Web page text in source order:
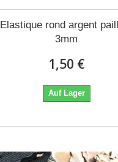
Elastique rond argent
3mm
1,50 €
Auf Lager